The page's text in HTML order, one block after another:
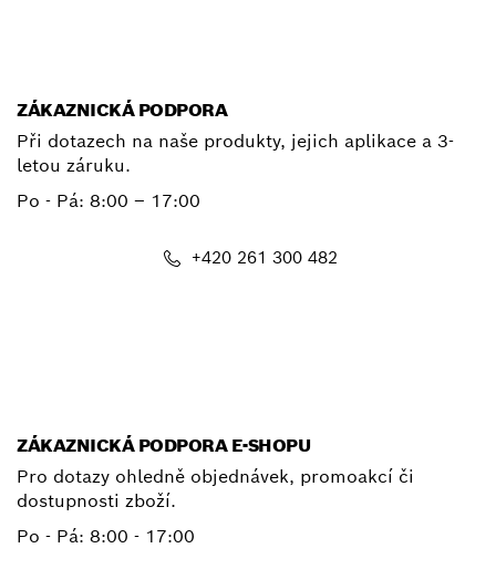
ZÁKAZNICKÁ PODPORA
Při dotazech na naše produkty, jejich aplikace a 3-
letou záruku.
Po - Pá: 8:00 – 17:00
+420 261 300 482
ZÁKAZNICKÁ PODPORA E-SHOPU
Pro dotazy ohledně objednávek, promoakcí či
dostupnosti zboží.
Po - Pá: 8:00 - 17:00